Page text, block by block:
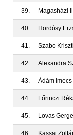
39. Magasházi
40. Hordósy
41. Szabo
42. Alexandra
43. Ádám Imecs
44. Lőrinczi
45. Lovas
46. Kassai